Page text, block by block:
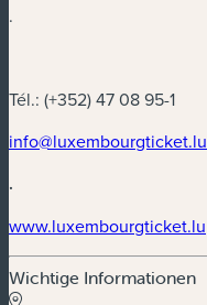
.
Tél.: (+352) 47 08 95-1
info@luxembourgticket.lu
.
www.luxembourgticket.lu
Wichtige Informationen